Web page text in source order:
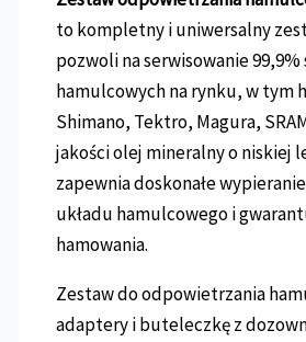
to kompletny i uniwersalny
pozwoli na serwisowanie
hamulcowych na rynku, w tym
Shimano, Tektro, Magura,
jakości olej mineralny o niskiej
zapewnia doskonałe
układu hamulcowego i
hamowania.
Zestaw do odpowietrzania
adaptery i buteleczkę z